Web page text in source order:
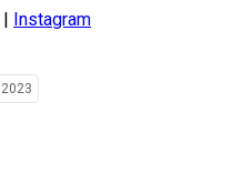
Instagram